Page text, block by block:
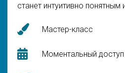
станет интуитивно
Мастер-класс
Моментальный доступ